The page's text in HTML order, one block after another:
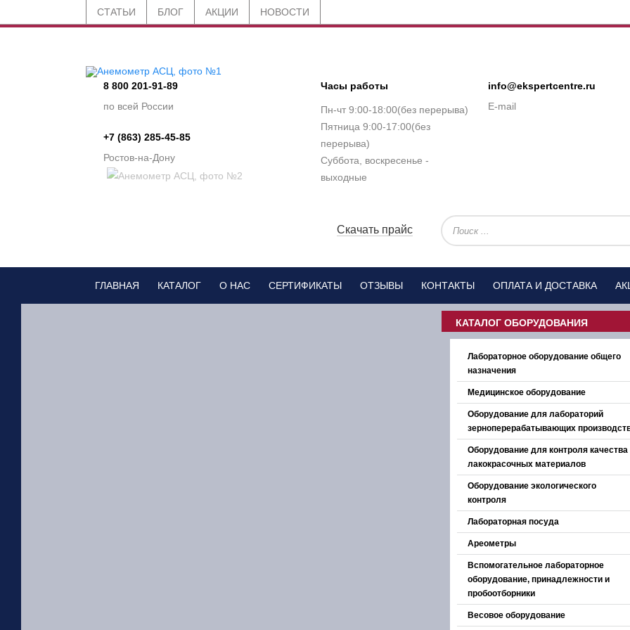
СТАТЬИ БЛОГ АКЦИИ НОВОСТИ
8 800 201-91-89
по всей России
+7 (863) 285-45-85
Ростов-на-Дону
Часы работы
Пн-чт 9:00-18:00(без перерыва)
Пятница 9:00-17:00(без
перерыва)
Суббота, воскресенье -
выходные
info@ekspertcentre.ru
E-mail
Скачать прайс
ГЛАВНАЯ КАТАЛОГ О НАС СЕРТИФИКАТЫ ОТЗЫВЫ КОНТАКТЫ ОПЛАТА И ДОСТАВКА
КАТАЛОГ ОБОРУДОВАНИЯ
Лабораторное оборудование общего
назначения
Медицинское оборудование
Оборудование для лабораторий
зерноперерабатывающих
Оборудование для контроля качества
лакокрасочных материалов
Оборудование экологического
контроля
Лабораторная посуда
Ареометры
Вспомогательное лабораторное
оборудование, принадлежности и
пробоотборники
Весовое оборудование